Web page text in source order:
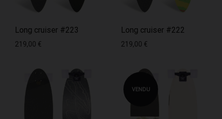
Long cruiser #223
219,00 €
Long cruiser #222
219,00 €
VENDU